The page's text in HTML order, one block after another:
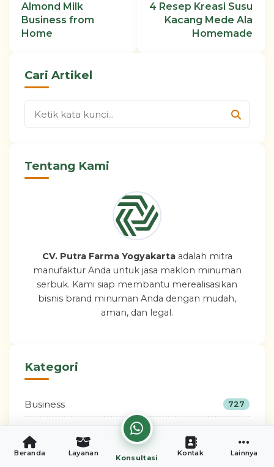
Almond Milk
Business from
Home
4 Resep Kreasi Susu
Kacang Mede Ala
Homemade
Cari Artikel
Tentang Kami
CV. Putra Farma Yogyakartaadalah mitra
manufaktur Anda untuk jasa maklon minuman
serbuk. Kami siap membantu merealisasikan
bisnis brand minuman Anda dengan mudah,
aman, dan legal.
Kategori
Business 727
Healthy Lifestyle
Beranda Layanan
Konsultasi
Kontak Lainnya